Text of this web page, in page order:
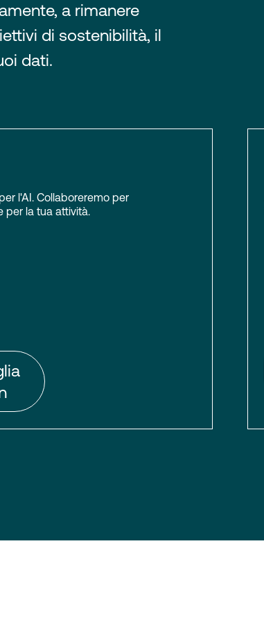
a rimanere
di sostenibilità, il
dati.
l'AI. Collaboreremo per
per la tua attività.